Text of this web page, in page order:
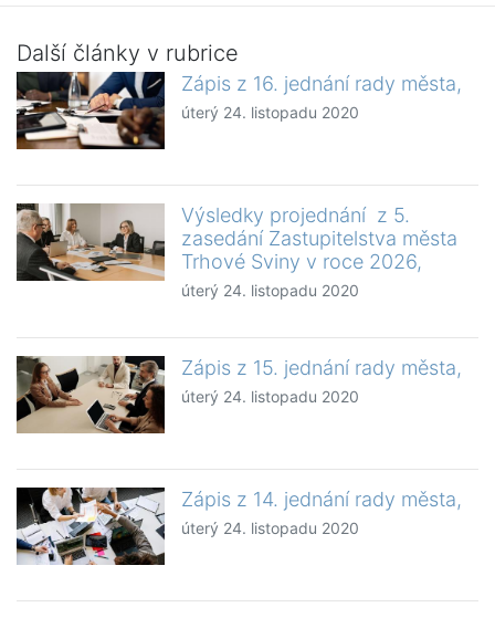
Další články v rubrice
Zápis z 16. jednání rady města,
úterý 24. listopadu 2020
Výsledky projednání z 5.
zasedání Zastupitelstva města
Trhové Sviny v roce 2026,
úterý 24. listopadu 2020
Zápis z 15. jednání rady města,
úterý 24. listopadu 2020
Zápis z 14. jednání rady města,
úterý 24. listopadu 2020